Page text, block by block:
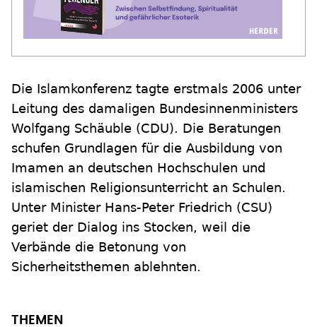
Die Islamkonferenz tagte erstmals 2006 unter
Leitung des damaligen Bundesinnenministers
Wolfgang Schäuble (CDU). Die Beratungen
schufen Grundlagen für die Ausbildung von
Imamen an deutschen Hochschulen und
islamischen Religionsunterricht an Schulen.
Unter Minister Hans-Peter Friedrich (CSU)
geriet der Dialog ins Stocken, weil die
Verbände die Betonung von
Sicherheitsthemen ablehnten.